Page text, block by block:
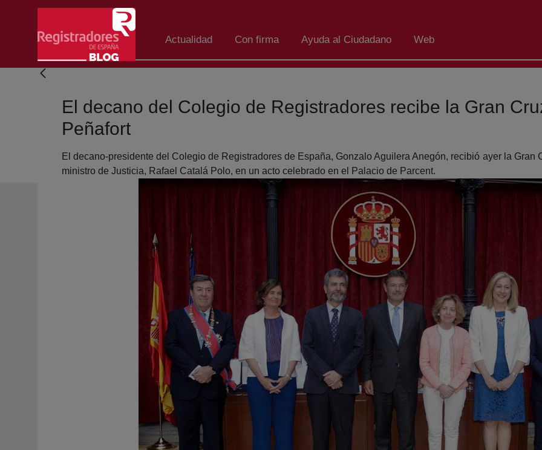
Salta al contingut principal
Actualidad Con firma Ayuda al Ciudadano Web
El decano del Colegio de Registradores recibe la Gran
Peñafort
El decano-presidente del Colegio de Registradores de España, Gonzalo Aguilera Anegón, recibió ayer la Gran
ministro de Justicia, Rafael Catalá Polo, en un acto celebrado en el Palacio de Parcent.